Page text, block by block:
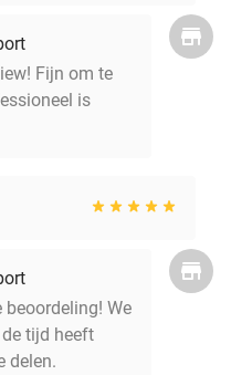
Fijn om te
is
We
tijd heeft
delen.